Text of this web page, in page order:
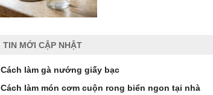
TIN MỚI CẬP NHẬT
Cách làm gà nướng giấy bạc
Cách làm món cơm cuộn rong biển ngon tại nhà